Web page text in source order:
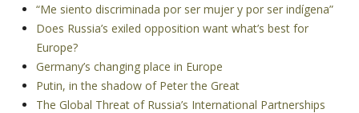
“Me siento discriminada por ser mujer y por ser indígena”
Does Russia’s exiled opposition want what’s best for
Europe?
Germany’s changing place in Europe
Putin, in the shadow of Peter the Great
The Global Threat of Russia’s International Partnerships